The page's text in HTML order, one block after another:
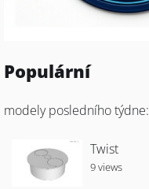
Populární
modely posledního týdne:
Twist
9 views